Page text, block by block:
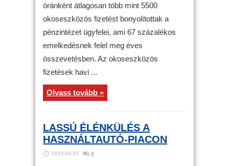
óránként átlagosan több mint 5500
okoseszközös fizetést bonyolítottak a
pénzintézet ügyfelei, ami 67 százalékos
emelkedésnek felel meg éves
összevetésben. Az okoseszközös
fizetések havi ...
Olvass tovább »
LASSÚ ÉLÉNKÜLÉS A
HASZNÁLTAUTÓ-PIACON
2023-09-25 0